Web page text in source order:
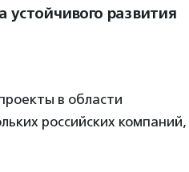
устойчивого развития
в области
российских компаний,